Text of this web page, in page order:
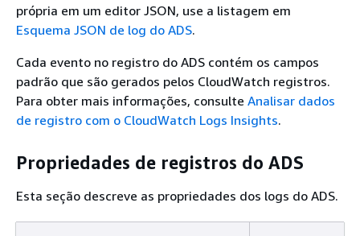
própria em um editor JSON, use a listagem em
Esquema JSON de log do ADS.
Cada evento no registro do ADS contém os campos
padrão que são gerados pelos CloudWatch registros.
Para obter mais informações, consulte Analisar dados
de registro com o CloudWatch Logs Insights.
Propriedades de registros do ADS
Esta seção descreve as propriedades dos logs do ADS.